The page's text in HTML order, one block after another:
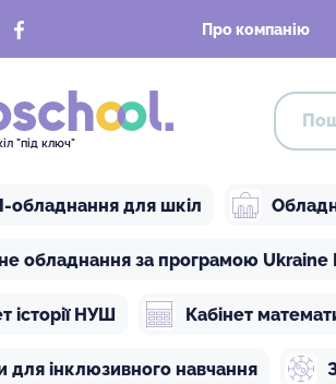
Facebook Про компанію
"під ключ"
обладнання для шкіл
обладнання за програмою Ukraine
історії НУШ Кабінет
для інклюзивного навчання